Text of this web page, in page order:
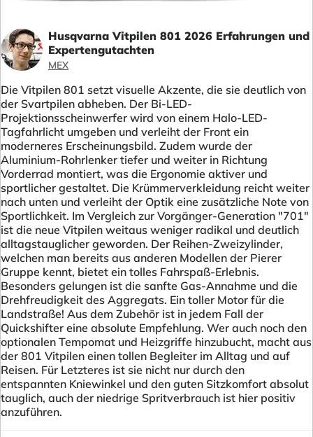
Husqvarna Vitpilen 801 2026 Erfahrungen und
Expertengutachten
MEX
Die Vitpilen 801 setzt visuelle Akzente, die sie deutlich von
der Svartpilen abheben. Der Bi-LED-
Projektionsscheinwerfer wird von einem Halo-LED-
Tagfahrlicht umgeben und verleiht der Front ein
moderneres Erscheinungsbild. Zudem wurde der
Aluminium-Rohrlenker tiefer und weiter in Richtung
Vorderrad montiert, was die Ergonomie aktiver und
sportlicher gestaltet. Die Krümmerverkleidung reicht weiter
nach unten und verleiht der Optik eine zusätzliche Note von
Sportlichkeit. Im Vergleich zur Vorgänger-Generation "701"
ist die neue Vitpilen weitaus weniger radikal und deutlich
alltagstauglicher geworden. Der Reihen-Zweizylinder,
welchen man bereits aus anderen Modellen der Pierer
Gruppe kennt, bietet ein tolles Fahrspaß-Erlebnis.
Besonders gelungen ist die sanfte Gas-Annahme und die
Drehfreudigkeit des Aggregats. Ein toller Motor für die
Landstraße! Aus dem Zubehör ist in jedem Fall der
Quickshifter eine absolute Empfehlung. Wer auch noch den
optionalen Tempomat und Heizgriffe hinzubucht, macht aus
der 801 Vitpilen einen tollen Begleiter im Alltag und auf
Reisen. Für Letzteres ist sie nicht nur durch den
entspannten Kniewinkel und den guten Sitzkomfort absolut
tauglich, auch der niedrige Spritverbrauch ist hier positiv
anzuführen.